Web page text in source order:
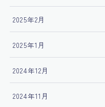
2025年2月
2025年1月
2024年12月
2024年11月